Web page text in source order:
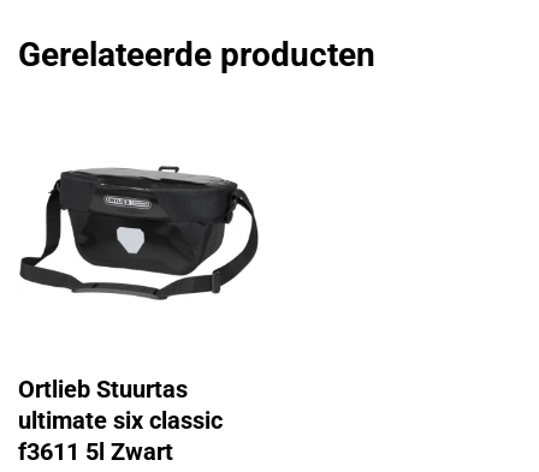
Gerelateerde producten
Ortlieb Stuurtas
ultimate six classic
f3611 5l Zwart